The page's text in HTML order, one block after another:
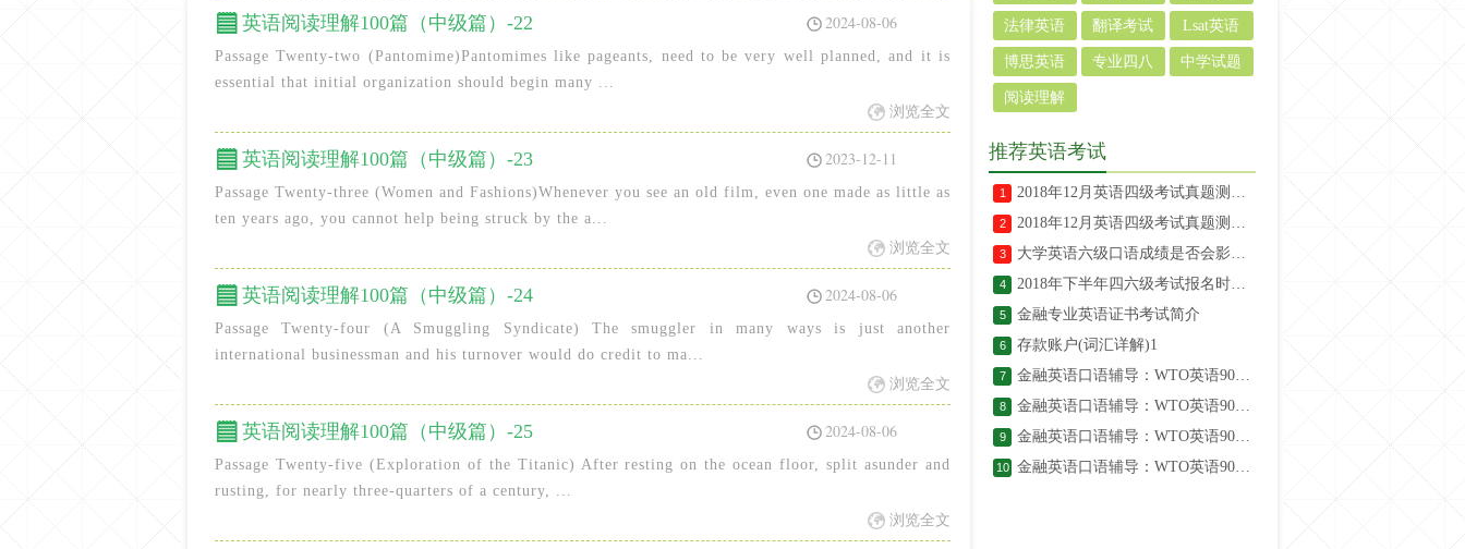
英语阅读理解100篇（中级篇）-22 2024-08-06
Passage Twenty-two (Pantomime)Pantomimes like pageants, need to be very well planned, and it is
essential that initial organization should begin many ...
浏览全文
英语阅读理解100篇（中级篇）-23 2023-12-11
Passage Twenty-three (Women and Fashions)Whenever you see an old film, even one made as little as
ten years ago, you cannot help being struck by the a...
浏览全文
英语阅读理解100篇（中级篇）-24 2024-08-06
Passage Twenty-four (A Smuggling Syndicate) The smuggler in many ways is just another
international businessman and his turnover would do credit to ma...
浏览全文
英语阅读理解100篇（中级篇）-25 2024-08-06
Passage Twenty-five (Exploration of the Titanic) After resting on the ocean floor, split asunder and
rusting, for nearly three-quarters of a century, ...
浏览全文
业英语
法律英语
考试
翻译考试
英语
Lsat英语
博思英语
专业四八
中学试题
阅读理解
推荐英语考试
1
2
3
4
5 金融专业英语证书考试简介
6 存款账户(词汇详解)1
7
8
9
10